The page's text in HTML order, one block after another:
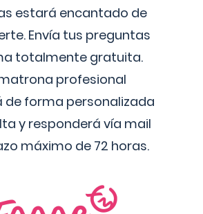
estará encantado de
Envía tus preguntas
totalmente gratuita.
profesional
de forma personalizada
y responderá vía mail
máximo de 72 horas.